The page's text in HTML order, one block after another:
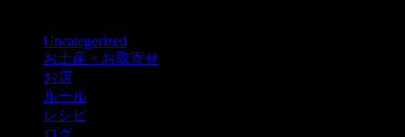
Uncategorized
お土産・お取寄せ
お店
ルール
レシピ
ログ